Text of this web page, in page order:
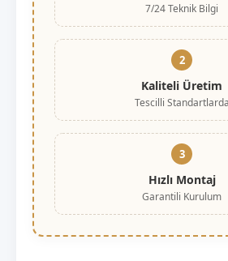
7/24 Teknik Bilgi
2
Kaliteli Üretim
Tescilli Standartlarda
3
Hızlı Montaj
Garantili Kurulum